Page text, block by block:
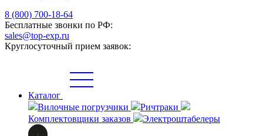
8 (800) 700-18-64
Бесплатные звонки по РФ:
sales@top-exp.ru
Круглосуточный прием заявок:
Каталог
Вилочные погрузчики
Ричтраки
Комплектовщики заказов
Электроштабелеры